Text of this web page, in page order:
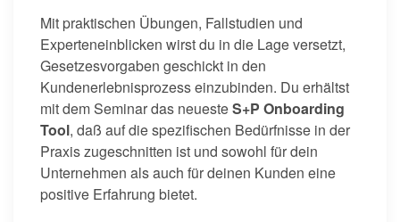
Mit praktischen Übungen, Fallstudien und
Experteneinblicken wirst du in die Lage versetzt,
Gesetzesvorgaben geschickt in den
Kundenerlebnisprozess einzubinden. Du erhältst
mit dem Seminar das neuesteS+P Onboarding
Tool, daß auf die spezifischen Bedürfnisse in der
Praxis zugeschnitten ist und sowohl für dein
Unternehmen als auch für deinen Kunden eine
positive Erfahrung bietet.